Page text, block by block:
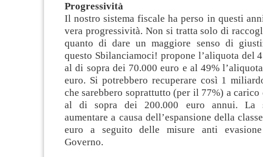
Progressività
Il nostro sistema fiscale ha perso in questi
vera progressività. Non si tratta solo di
quanto di dare un maggiore senso di
questo Sbilanciamoci! propone l’aliquota del
al di sopra dei 70.000 euro e al 49%
euro. Si potrebbero recuperare così 1
che sarebbero soprattutto (per il 77%) a
al di sopra dei 200.000 euro annui. La
aumentare a causa dell’espansione della
euro a seguito delle misure anti
Governo.